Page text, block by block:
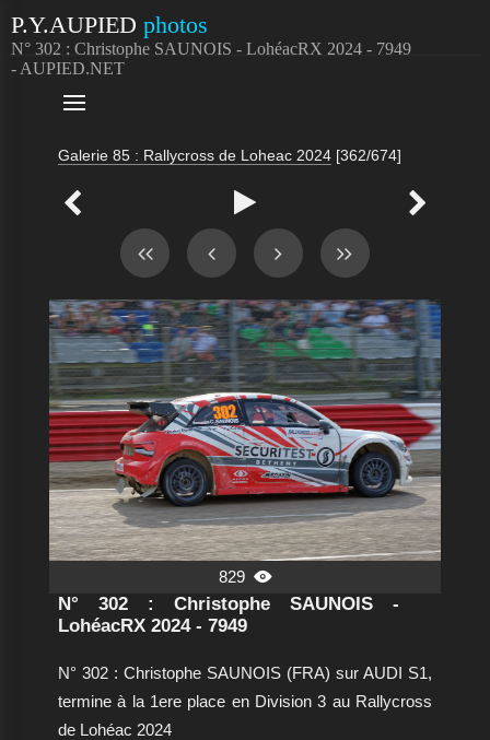
P.Y.AUPIED photos
N° 302 : Christophe SAUNOIS - LohéacRX 2024 - 7949
- AUPIED.NET

Galerie 85 : Rallycross de Loheac 2024 [362/674]
  
829 
N° 302 : Christophe SAUNOIS -
LohéacRX 2024 - 7949
N° 302 : Christophe SAUNOIS (FRA) sur AUDI S1,
termine à la 1ere place en Division 3 au Rallycross
de Lohéac 2024